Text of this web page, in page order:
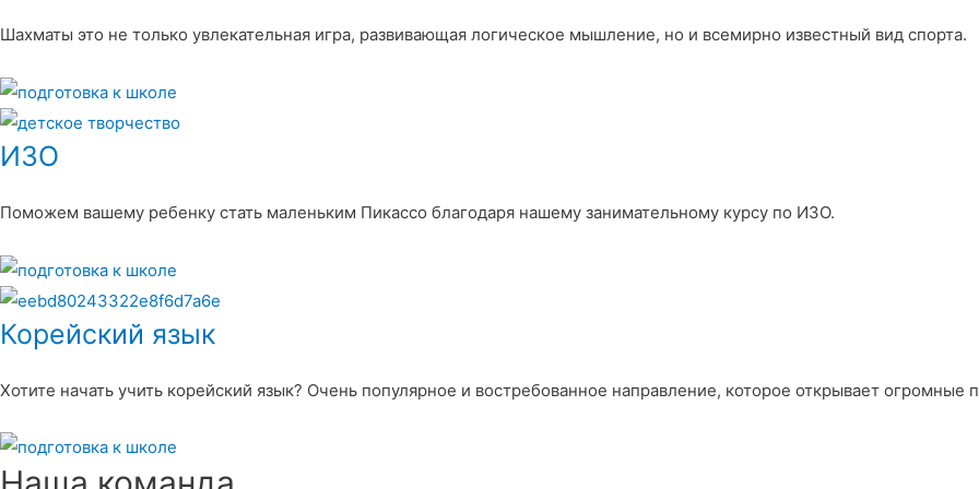
Шахматы это не только увлекательная игра, развивающая логическое мышление, но и всемирно известный вид спорта.
ИЗО
Поможем вашему ребенку стать маленьким Пикассо благодаря нашему занимательному курсу по ИЗО.
Корейский язык
Хотите начать учить корейский язык? Очень популярное и востребованное направление, которое открывает огромные